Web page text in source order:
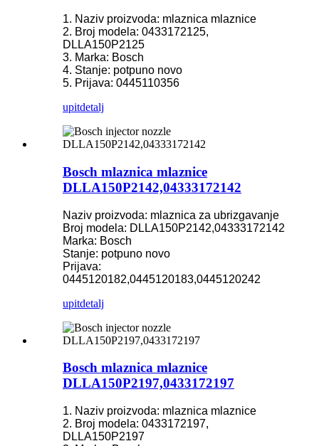
1. Naziv proizvoda: mlaznica mlaznice
2. Broj modela: 0433172125,
DLLA150P2125
3. Marka: Bosch
4. Stanje: potpuno novo
5. Prijava: 0445110356
upitdetalj
Bosch mlaznica mlaznice
DLLA150P2142,04333172142
Naziv proizvoda: mlaznica za ubrizgavanje
Broj modela: DLLA150P2142,04333172142
Marka: Bosch
Stanje: potpuno novo
Prijava:
0445120182,0445120183,0445120242
upitdetalj
Bosch mlaznica mlaznice
DLLA150P2197,0433172197
1. Naziv proizvoda: mlaznica mlaznice
2. Broj modela: 0433172197,
DLLA150P2197